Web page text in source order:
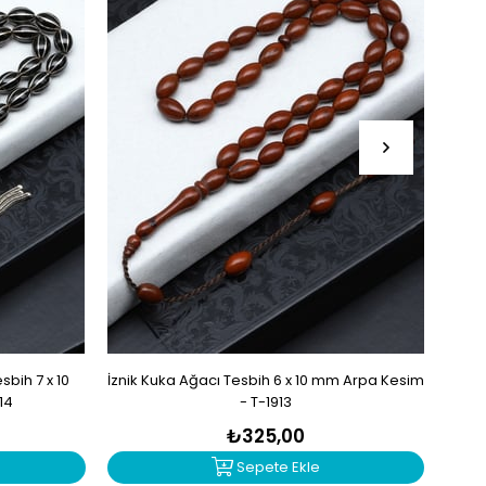
7 x 10
İznik Kuka Ağacı Tesbih 6 x 10 mm Arpa Kesim
- T-1913
₺325,00
Sepete Ekle